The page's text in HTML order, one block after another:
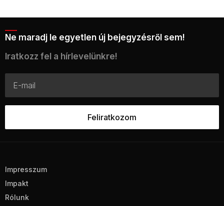
Ne maradj le egyetlen új bejegyzésről sem!
Iratkozz fel a hírlevelünkre!
Impresszum
Impakt
Rólunk